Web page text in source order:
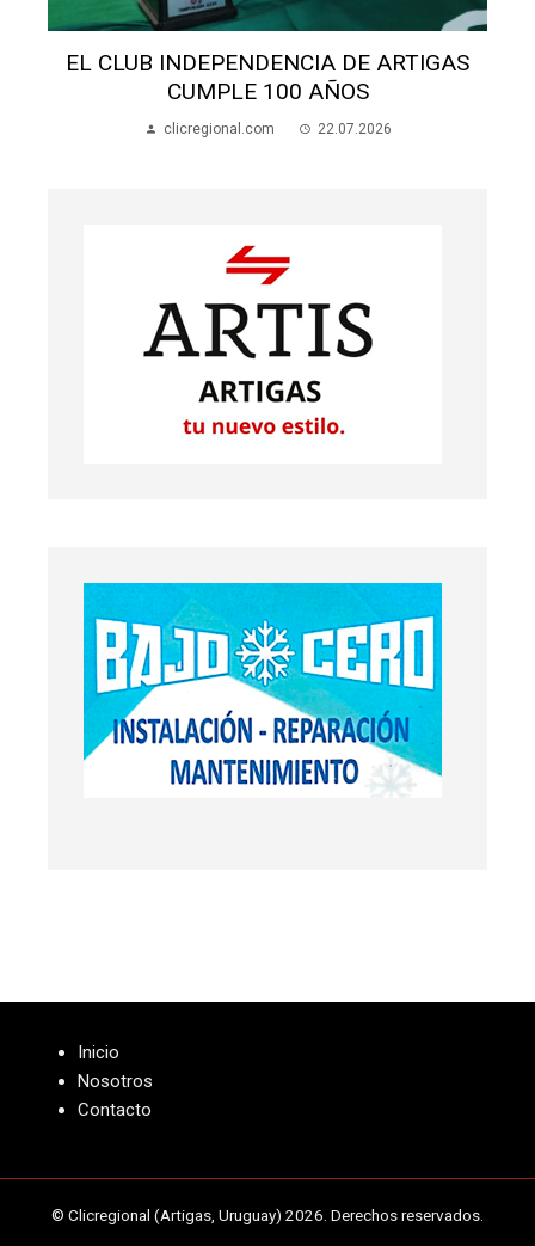
ALUMNOS APEDREARON A UNA MADRE
EN LA ESCUELA 70
clicregional.com 22.07.2026
Inicio
Nosotros
Contacto
© Clicregional (Artigas, Uruguay) 2026. Derechos reservados.